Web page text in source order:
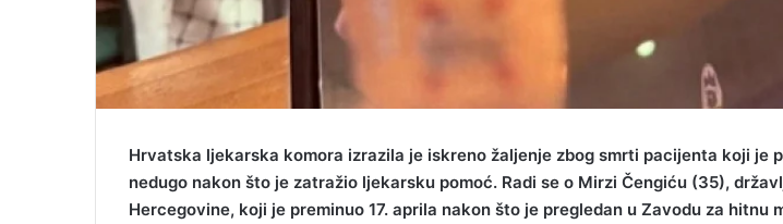
Hrvatska ljekarska komora izrazila je iskreno žaljenje zbog smrti pacijenta koji je
nedugo nakon što je zatražio ljekarsku pomoć. Radi se o Mirzi Čengiću (35),
Hercegovine, koji je preminuo 17. aprila nakon što je pregledan u Zavodu za hitnu